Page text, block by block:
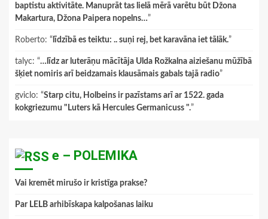
baptistu aktivitāte. Manuprāt tas lielā mērā varētu būt Džona
Makartura, Džona Paipera nopelns…”
Roberto: “ līdzībā es teiktu: .. suņi rej, bet karavāna iet tālāk.”
talyc: “…līdz ar luterāņu mācītāja Ulda Rožkalna aiziešanu mūžībā
šķiet nomiris arī beidzamais klausāmais gabals tajā radio”
gviclo: “Starp citu, Holbeins ir pazīstams arī ar 1522. gada
kokgriezumu "Luters kā Hercules Germanicuss ".”
e – POLEMIKA
Vai kremēt mirušo ir kristīga prakse?
Par LELB arhibīskapa kalpošanas laiku